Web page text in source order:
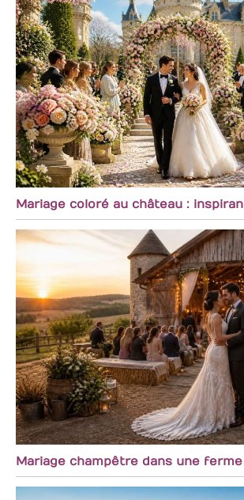
Mariage coloré au château :
Mariage champêtre dans une